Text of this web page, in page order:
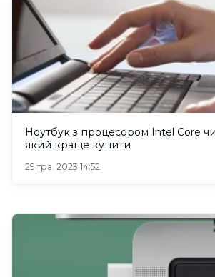
Ноутбук з процесором Intel Core
який краще купити
29 тра. 2023 14:52